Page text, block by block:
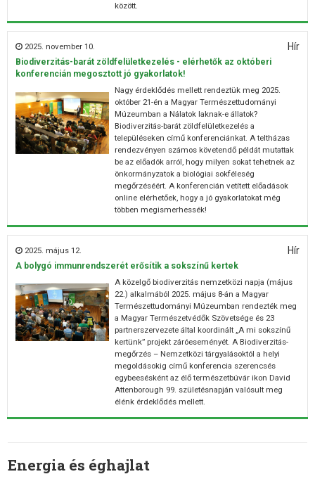
között.
2025. november 10. Hír
Biodiverzitás-barát zöldfelületkezelés - elérhetők az októberi
konferencián megosztott jó gyakorlatok!
Nagy érdeklődés mellett rendeztük meg 2025.
október 21-én a Magyar Természettudományi
Múzeumban a Nálatok laknak-e állatok?
Biodiverzitás-barát zöldfelületkezelés a
településeken című konferenciánkat. A teltházas
rendezvényen számos követendő példát mutattak
be az előadók arról, hogy milyen sokat tehetnek az
önkormányzatok a biológiai sokféleség
megőrzéséért. A konferencián vetített előadások
online elérhetőek, hogy a jó gyakorlatokat még
többen megismerhessék!
2025. május 12. Hír
A bolygó immunrendszerét erősítik a sokszínű kertek
A közelgő biodiverzitás nemzetközi napja (május
22.) alkalmából 2025. május 8-án a Magyar
Természettudományi Múzeumban rendezték meg
a Magyar Természetvédők Szövetsége és 23
partnerszervezete által koordinált „A mi sokszínű
kertünk” projekt záróeseményét. A Biodiverzitás-
megőrzés – Nemzetközi tárgyalásoktól a helyi
megoldásokig című konferencia szerencsés
egybeesésként az élő természetbúvár ikon David
Attenborough 99. születésnapján valósult meg
élénk érdeklődés mellett.
Energia és éghajlat